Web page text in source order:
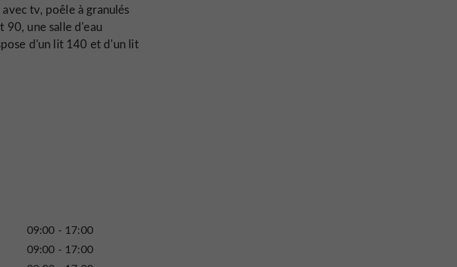
tv, poêle à granulés
90, une salle d'eau
d'un lit 140 et d'un lit
09:00 - 17:00
09:00 - 17:00